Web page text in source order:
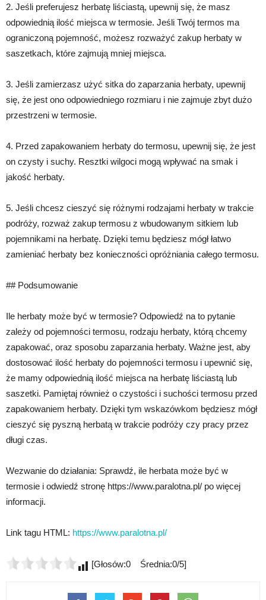
2. Jeśli preferujesz herbatę liściastą, upewnij się, że masz
odpowiednią ilość miejsca w termosie. Jeśli Twój termos ma
ograniczoną pojemność, możesz rozważyć zakup herbaty w
saszetkach, które zajmują mniej miejsca.
3. Jeśli zamierzasz użyć sitka do zaparzania herbaty, upewnij
się, że jest ono odpowiedniego rozmiaru i nie zajmuje zbyt dużo
przestrzeni w termosie.
4. Przed zapakowaniem herbaty do termosu, upewnij się, że jest
on czysty i suchy. Resztki wilgoci mogą wpływać na smak i
jakość herbaty.
5. Jeśli chcesz cieszyć się różnymi rodzajami herbaty w trakcie
podróży, rozważ zakup termosu z wbudowanym sitkiem lub
pojemnikami na herbatę. Dzięki temu będziesz mógł łatwo
zamieniać herbaty bez konieczności opróżniania całego termosu.
## Podsumowanie
Ile herbaty może być w termosie? Odpowiedź na to pytanie
zależy od pojemności termosu, rodzaju herbaty, którą chcemy
zapakować, oraz sposobu zaparzania herbaty. Ważne jest, aby
dostosować ilość herbaty do pojemności termosu i upewnić się,
że mamy odpowiednią ilość miejsca na herbatę liściastą lub
saszetki. Pamiętaj również o czystości i suchości termosu przed
zapakowaniem herbaty. Dzięki tym wskazówkom będziesz mógł
cieszyć się pyszną herbatą w trakcie podróży czy pracy przez
długi czas.
Wezwanie do działania: Sprawdź, ile herbata może być w
termosie i odwiedź stronę https://www.paralotna.pl/ po więcej
informacji.
Link tagu HTML: https://www.paralotna.pl/
[Głosów:0 Średnia:0/5]